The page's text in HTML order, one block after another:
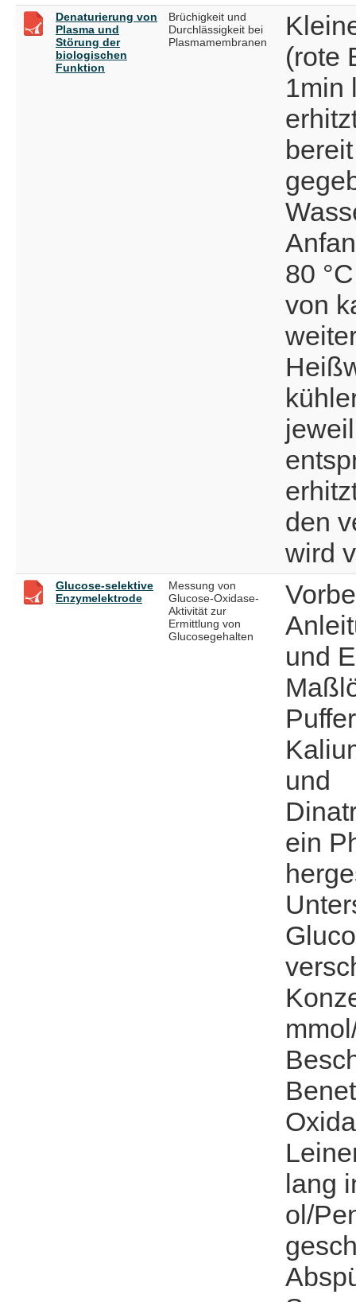
Denaturierung von
Plasma und
Störung der
biologischen
Funktion
Brüchigkeit und
Durchlässigkeit bei
Plasmamembranen
(rote
1min
80
von
den
wird
Glucose-selektive
Enzymelektrode
Messung von
Glucose-Oxidase-
Aktivität zur
Ermittlung von
Glucosegehalten
und
und
ein
lang
ol/